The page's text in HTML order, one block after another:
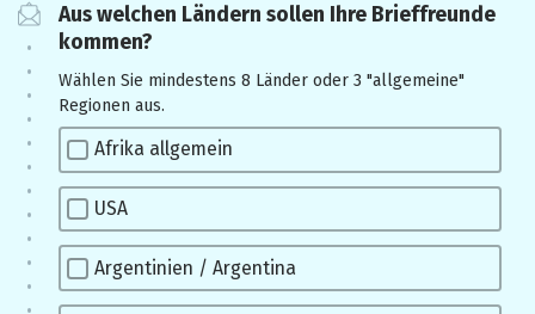
Aus welchen Ländern sollen Ihre Brieffreunde
kommen?
Wählen Sie mindestens 8 Länder oder 3 "allgemeine"
Regionen aus.
Afrika allgemein
USA
Argentinien / Argentina